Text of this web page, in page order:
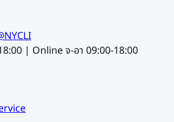
| Online จ-อา 09:00-18:00